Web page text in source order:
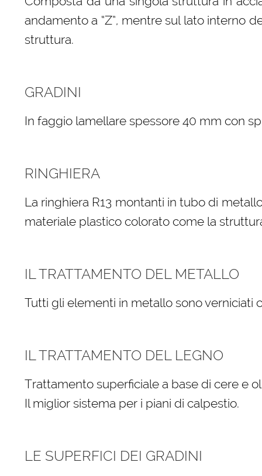
andamento a “Z”, mentre sul lato interno
struttura.
GRADINI
In faggio lamellare spessore 40 mm con
RINGHIERA
La ringhiera R13 montanti in tubo di
materiale plastico colorato come la
IL TRATTAMENTO DEL METALLO
Tutti gli elementi in metallo sono verniciati
IL TRATTAMENTO DEL LEGNO
Trattamento superficiale a base di cere e
Il miglior sistema per i piani di calpestio.
LE SUPERFICI DEI GRADINI